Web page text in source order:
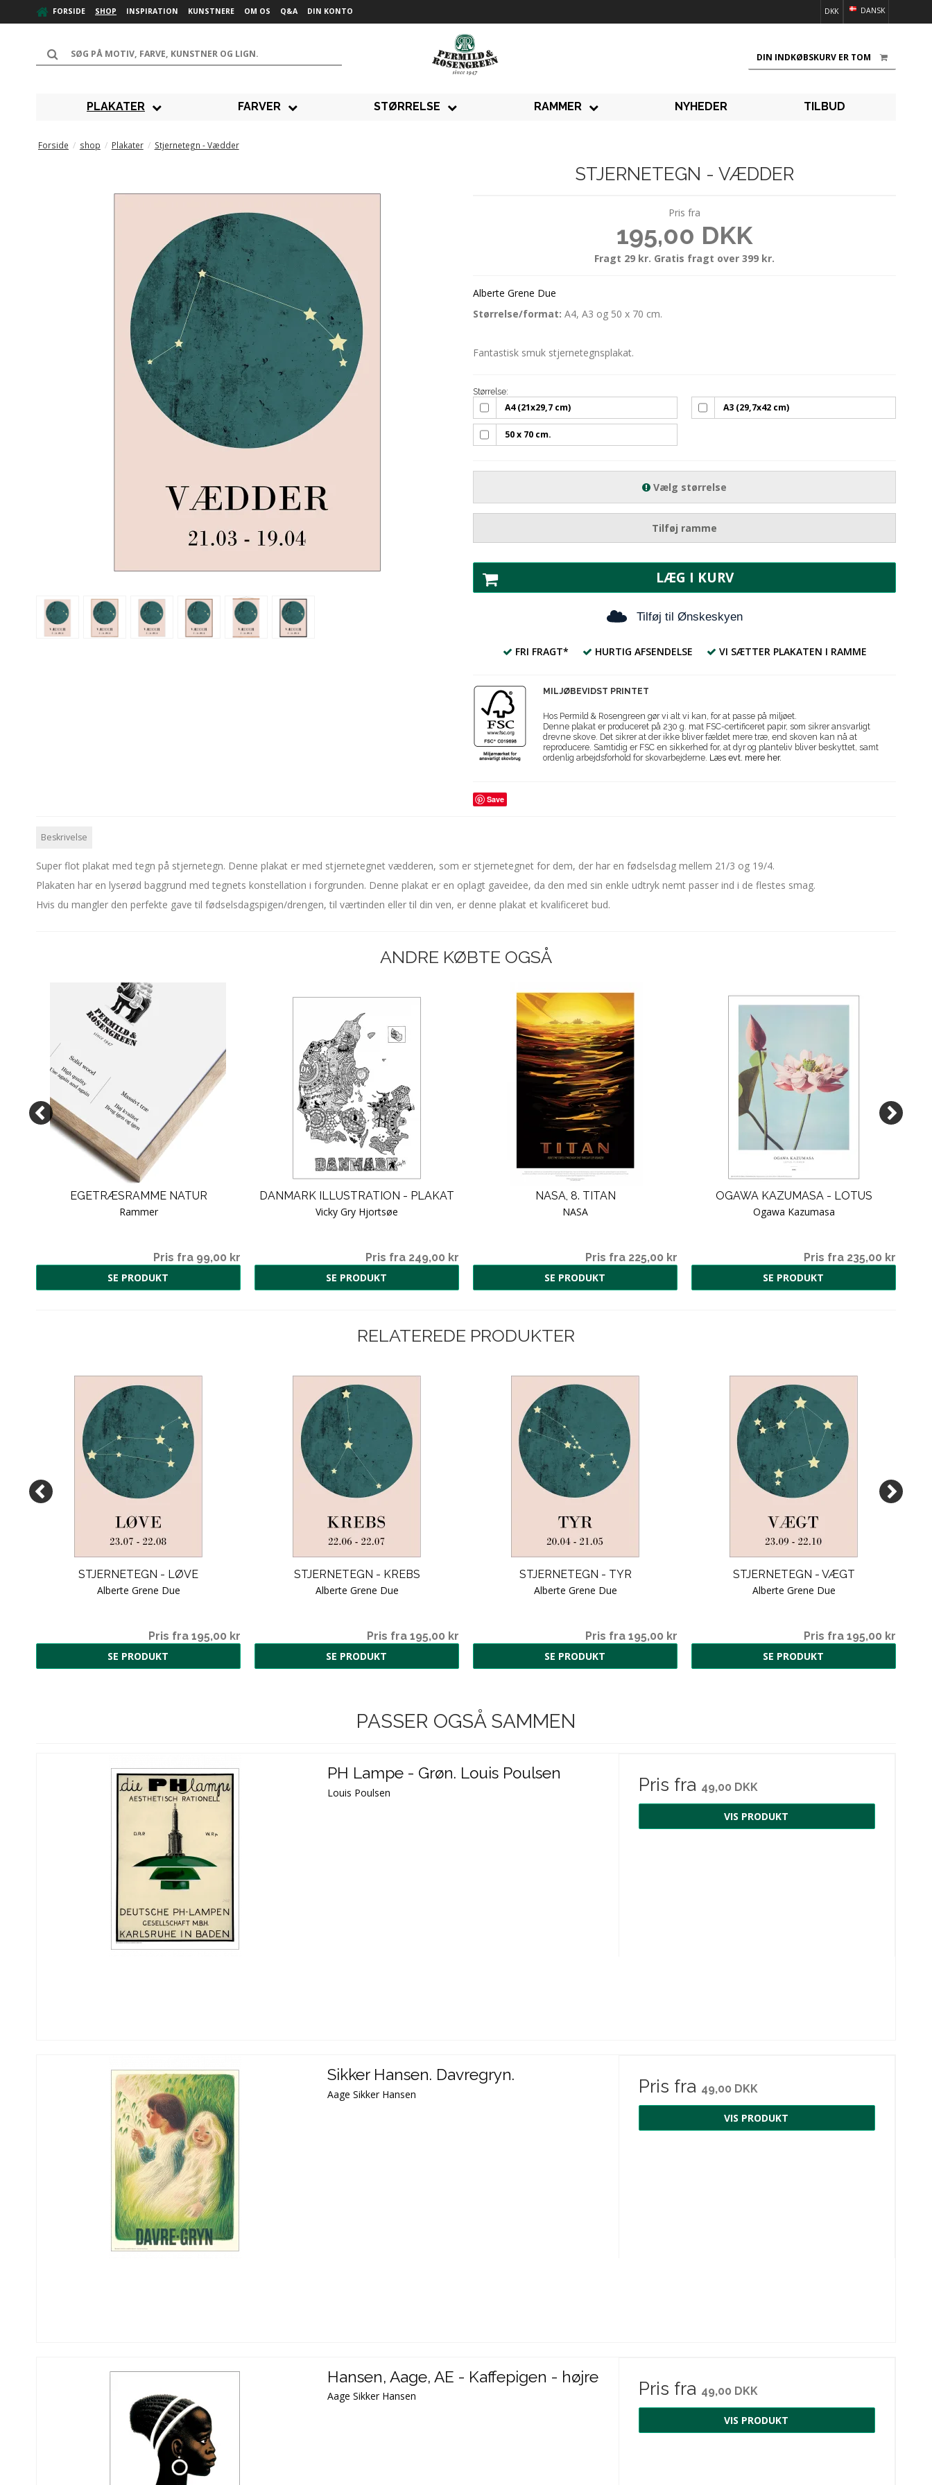
FORSIDE SHOP INSPIRATION KUNSTNERE OM OS Q&A DIN KONTO DANSK
DKK
DIN INDKØBSKURV ER TOM
PLAKATER FARVER STØRRELSE RAMMER NYHEDER TILBUD
Forside / shop / Plakater / Stjernetegn - Vædder
STJERNETEGN - VÆDDER
Pris fra
195,00 DKK
Fragt 29 kr. Gratis fragt over 399 kr.
Alberte Grene Due
Størrelse/format: A4, A3 og 50 x 70 cm.
Fantastisk smuk stjernetegnsplakat.
Størrelse:
A4 (21x29,7 cm) A3 (29,7x42 cm)
50 x 70 cm.
Vælg størrelse
Tilføj ramme
LÆG I KURV
Tilføj til Ønskeskyen
FRI FRAGT* HURTIG AFSENDELSE VI SÆTTER PLAKATEN I RAMME
MILJØBEVIDST PRINTET
Hos Permild & Rosengreen gør vi alt vi kan, for at passe på miljøet.
Denne plakat er produceret på 230 g. mat FSC-certificeret papir, som sikrer ansvarligt
drevne skove. Det sikrer at der ikke bliver fældet mere træ, end skoven kan nå at
reproducere. Samtidig er FSC en sikkerhed for, at dyr og planteliv bliver beskyttet, samt
ordenlig arbejdsforhold for skovarbejderne. Læs evt. mere her.
Save
Beskrivelse
Super flot plakat med tegn på stjernetegn. Denne plakat er med stjernetegnet vædderen, som er stjernetegnet for dem, der har en fødselsdag mellem 21/3 og 19/4.
Plakaten har en lyserød baggrund med tegnets konstellation i forgrunden. Denne plakat er en oplagt gaveidee, da den med sin enkle udtryk nemt passer ind i de flestes smag.
Hvis du mangler den perfekte gave til fødselsdagspigen/drengen, til værtinden eller til din ven, er denne plakat et kvalificeret bud.
ANDRE KØBTE OGSÅ
EGETRÆSRAMME NATUR
Rammer
Pris fra 99,00 kr
SE PRODUKT
DANMARK ILLUSTRATION - PLAKAT
Vicky Gry Hjortsøe
Pris fra 249,00 kr
SE PRODUKT
NASA, 8. TITAN
NASA
Pris fra 225,00 kr
SE PRODUKT
OGAWA KAZUMASA - LOTUS
Ogawa Kazumasa
Pris fra 235,00 kr
SE PRODUKT
RELATEREDE PRODUKTER
STJERNETEGN - LØVE
Alberte Grene Due
Pris fra 195,00 kr
SE PRODUKT
STJERNETEGN - KREBS
Alberte Grene Due
Pris fra 195,00 kr
SE PRODUKT
STJERNETEGN - TYR
Alberte Grene Due
Pris fra 195,00 kr
SE PRODUKT
STJERNETEGN - VÆGT
Alberte Grene Due
Pris fra 195,00 kr
SE PRODUKT
PASSER OGSÅ SAMMEN
PH Lampe - Grøn. Louis Poulsen
Louis Poulsen Pris fra 49,00 DKK
VIS PRODUKT
Sikker Hansen. Davregryn.
Aage Sikker Hansen Pris fra 49,00 DKK
VIS PRODUKT
Hansen, Aage, AE - Kaffepigen - højre
Aage Sikker Hansen Pris fra 49,00 DKK
VIS PRODUKT